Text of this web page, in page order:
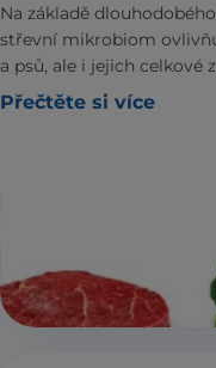
Na základě
střevní mikrobiom
a psů, ale i jejich celkové
Přečtěte si více